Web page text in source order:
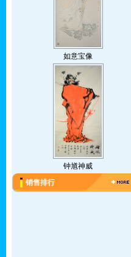
如意宝像
钟馗神威
销售排行